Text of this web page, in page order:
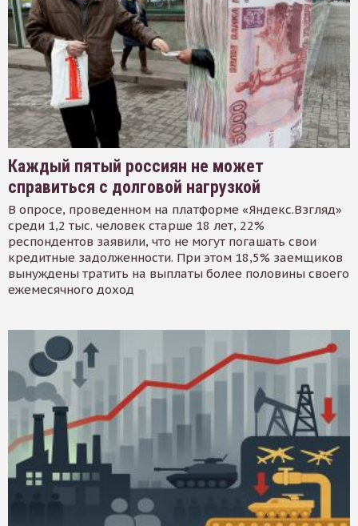
Каждый пятый россиян не может
справиться с долговой нагрузкой
В опросе, проведенном на платформе «Яндекс.Взгляд»
среди 1,2 тыс. человек старше 18 лет, 22%
респондентов заявили, что не могут погашать свои
кредитные задолженности. При этом 18,5% заемщиков
вынуждены тратить на выплаты более половины своего
ежемесячного доход